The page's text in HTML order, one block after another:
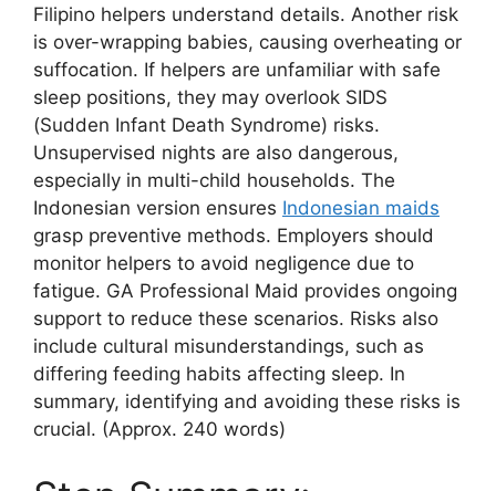
Filipino helpers understand details. Another risk
is over-wrapping babies, causing overheating or
suffocation. If helpers are unfamiliar with safe
sleep positions, they may overlook SIDS
(Sudden Infant Death Syndrome) risks.
Unsupervised nights are also dangerous,
especially in multi-child households. The
Indonesian version ensures Indonesian maids
grasp preventive methods. Employers should
monitor helpers to avoid negligence due to
fatigue. GA Professional Maid provides ongoing
support to reduce these scenarios. Risks also
include cultural misunderstandings, such as
differing feeding habits affecting sleep. In
summary, identifying and avoiding these risks is
crucial. (Approx. 240 words)